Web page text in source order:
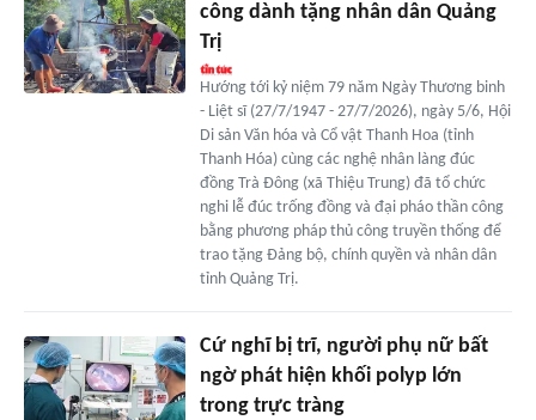
công dành tặng nhân dân Quảng
Trị
Hướng tới kỷ niệm 79 năm Ngày Thương binh
- Liệt sĩ (27/7/1947 - 27/7/2026), ngày 5/6, Hội
Di sản Văn hóa và Cổ vật Thanh Hoa (tỉnh
Thanh Hóa) cùng các nghệ nhân làng đúc
đồng Trà Đông (xã Thiệu Trung) đã tổ chức
nghi lễ đúc trống đồng và đại pháo thần công
bằng phương pháp thủ công truyền thống để
trao tặng Đảng bộ, chính quyền và nhân dân
tỉnh Quảng Trị.
Cứ nghĩ bị trĩ, người phụ nữ bất
ngờ phát hiện khối polyp lớn
trong trực tràng